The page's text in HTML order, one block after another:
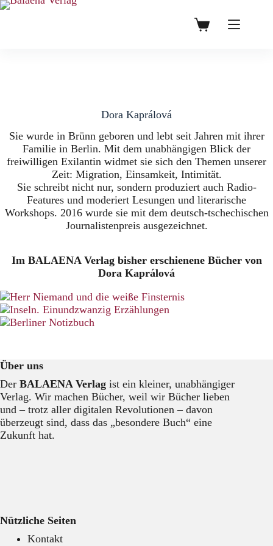
Zum
Warenkorb
Dora Kaprálová
Sie wurde in Brünn geboren und lebt seit Jahren mit ihrer
Familie in Berlin. Mit dem unabhängigen Blick der
freiwilligen Exilantin widmet sie sich den Themen unserer
Zeit: Migration, Einsamkeit, Intimität.
Sie schreibt nicht nur, sondern produziert auch Radio-
Features und moderiert Lesungen und literarische
Workshops. 2016 wurde sie mit dem deutsch-tschechischen
Journalistenpreis ausgezeichnet.
Im BALAENA Verlag bisher erschienene Bücher von
Dora Kaprálová
Über uns
Der BALAENA Verlag ist ein kleiner, unabhängiger
Verlag. Wir machen Bücher, weil wir Bücher lieben
und – trotz aller digitalen Revolutionen – davon
überzeugt sind, dass das „besondere Buch“ eine
Zukunft hat.
Nützliche Seiten
Kontakt